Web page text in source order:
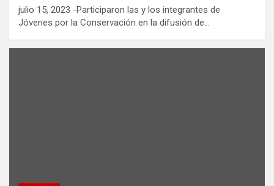
julio 15, 2023 -Participaron las y los integrantes de
Jóvenes por la Conservación en la difusión de…